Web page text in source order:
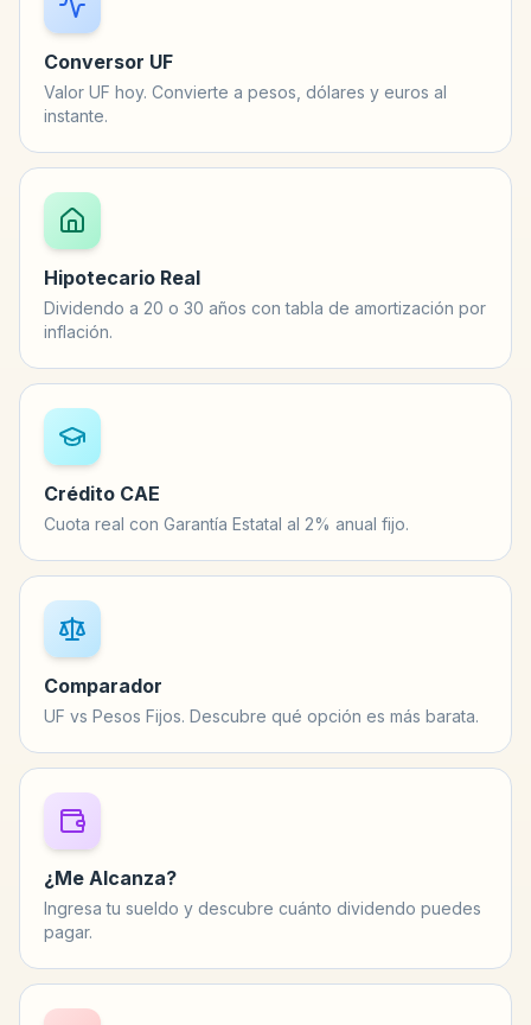
Conversor UF
Valor UF hoy. Convierte a pesos, dólares y euros al
instante.
Hipotecario Real
Dividendo a 20 o 30 años con tabla de amortización por
inflación.
Crédito CAE
Cuota real con Garantía Estatal al 2% anual fijo.
Comparador
UF vs Pesos Fijos. Descubre qué opción es más barata.
¿Me Alcanza?
Ingresa tu sueldo y descubre cuánto dividendo puedes
pagar.